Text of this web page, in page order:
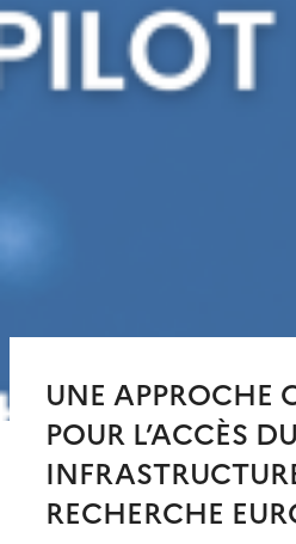
UNE APPROCHE
POUR L’ACCÈS
RECHERCHE